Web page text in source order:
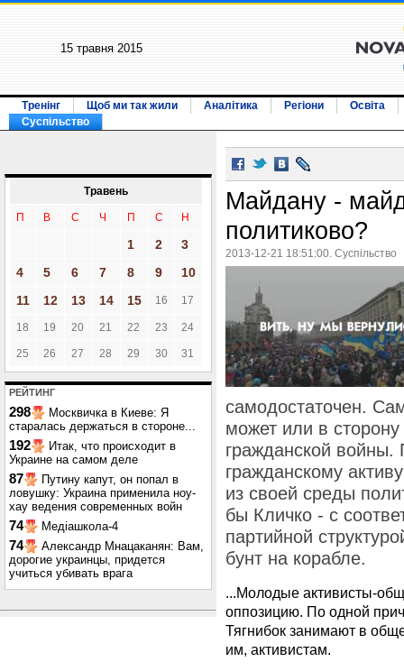
15 травня 2015
Тренінг Щоб ми так жили Аналітика Регіони
Освіта
Суспільство
Травень
П В С Ч П С Н
1 2
3
4
5 6 7 8 9
10
11
12 13 14 15 16 17
18 19 20 21 22 23 24
25 26 27 28 29 30 31
РЕЙТИНГ
298
Москвичка в Киеве: Я
старалась держаться в стороне...
192
Итак, что происходит в
Украине на самом деле
87
Путину капут, он попал в
ловушку: Украина применила ноу-
хау ведения современных войн
74 Медіашкола-4
74
Александр Мнацаканян: Вам,
дорогие украинцы, придется
учиться убивать врага
Майдану -
политиково?
2013-12-21 18:51:00. Суспільство
самодостаточен.
может или в
гражданской войны.
гражданскому
из своей среды
бы Кличко - с
партийной
бунт на корабле.
...Молодые активисты-
оппозицию. По одной
Тягнибок занимают в
им, активистам.